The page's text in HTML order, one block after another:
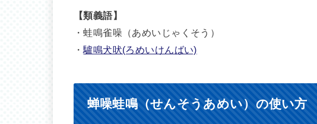
【類義語】
・蛙鳴雀噪（あめいじゃくそう）
・驢鳴犬吠(ろめいけんばい)
蝉噪蛙鳴（せんそうあめい）の使い方